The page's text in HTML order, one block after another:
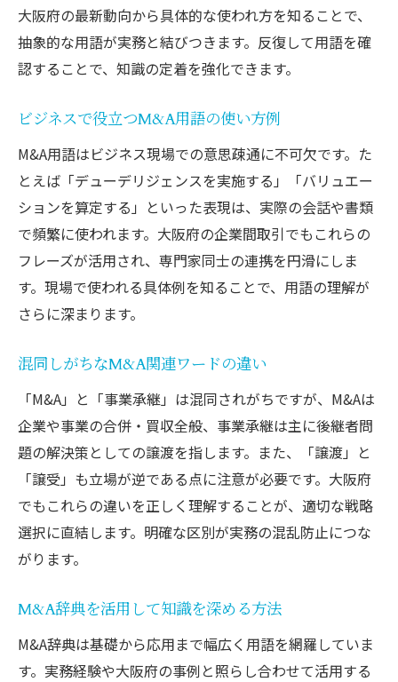
大阪府の最新動向から具体的な使われ方を知ることで、
抽象的な用語が実務と結びつきます。反復して用語を確
認することで、知識の定着を強化できます。
ビジネスで役立つM&A用語の使い方例
M&A用語はビジネス現場での意思疎通に不可欠です。た
とえば「デューデリジェンスを実施する」「バリュエー
ションを算定する」といった表現は、実際の会話や書類
で頻繁に使われます。大阪府の企業間取引でもこれらの
フレーズが活用され、専門家同士の連携を円滑にしま
す。現場で使われる具体例を知ることで、用語の理解が
さらに深まります。
混同しがちなM&A関連ワードの違い
「M&A」と「事業承継」は混同されがちですが、M&Aは
企業や事業の合併・買収全般、事業承継は主に後継者問
題の解決策としての譲渡を指します。また、「譲渡」と
「譲受」も立場が逆である点に注意が必要です。大阪府
でもこれらの違いを正しく理解することが、適切な戦略
選択に直結します。明確な区別が実務の混乱防止につな
がります。
M&A辞典を活用して知識を深める方法
M&A辞典は基礎から応用まで幅広く用語を網羅していま
す。実務経験や大阪府の事例と照らし合わせて活用する